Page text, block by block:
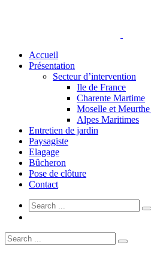
Accueil
Présentation
Secteur d’intervention
Ile de France
Charente Martime
Moselle et
Alpes Maritimes
Entretien de jardin
Paysagiste
Elagage
Bûcheron
Pose de clôture
Contact